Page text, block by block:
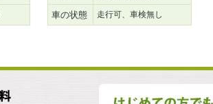
車の状態
走行可、車検無し